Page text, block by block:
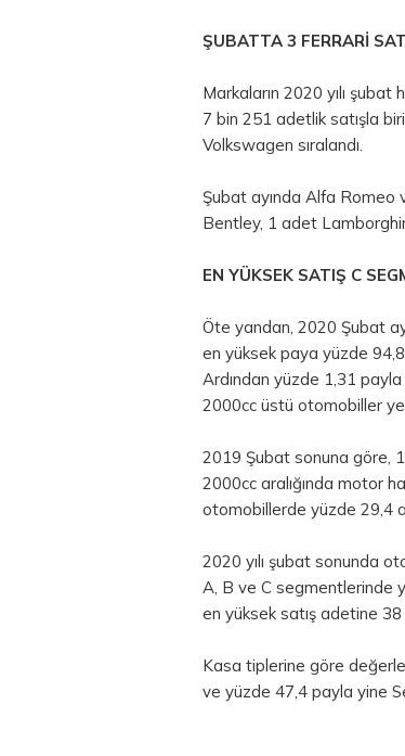
ŞUBATTA 3 FERRARİ
Markaların 2020 yılı şubat
7 bin 251 adetlik satışla
Volkswagen sıralandı.
Şubat ayında Alfa Romeo
Bentley, 1 adet
EN YÜKSEK SATIŞ C
Öte yandan, 2020 Şubat
en yüksek paya yüzde
Ardından yüzde 1,31
2000cc üstü otomobiller yer
2019 Şubat sonuna göre,
2000cc aralığında motor
otomobillerde yüzde 29,4
2020 yılı şubat sonunda
A, B ve C segmentlerinde
en yüksek satış adetine
Kasa tiplerine göre
ve yüzde 47,4 payla yine